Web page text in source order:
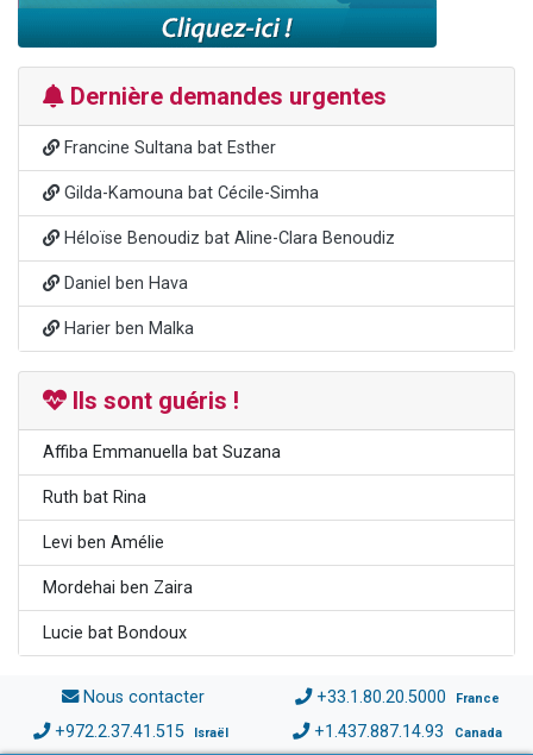
Dernière demandes urgentes
Francine Sultana bat Esther
Gilda-Kamouna bat Cécile-Simha
Héloïse Benoudiz bat Aline-Clara Benoudiz
Daniel ben Hava
Harier ben Malka
Ils sont guéris !
Affiba Emmanuella bat Suzana
Ruth bat Rina
Levi ben Amélie
Mordehai ben Zaira
Lucie bat Bondoux
Nous contacter +33.1.80.20.5000 France
+972.2.37.41.515 Israël +1.437.887.14.93 Canada